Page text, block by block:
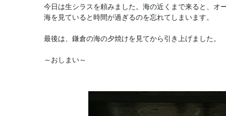
今日は生シラスを頼みました。海の近くまで来ると、
海を見ていると時間が過ぎるのを忘れてしまいます。
最後は、鎌倉の海の夕焼けを見てから引き上げました。
～おしまい～